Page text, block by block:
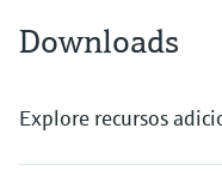
Downloads
Explore recursos